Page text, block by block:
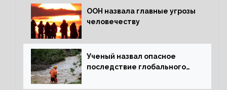
ООН назвала главные угрозы
человечеству
Ученый назвал опасное
последствие глобального